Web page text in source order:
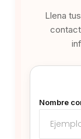
Llena
Nombre